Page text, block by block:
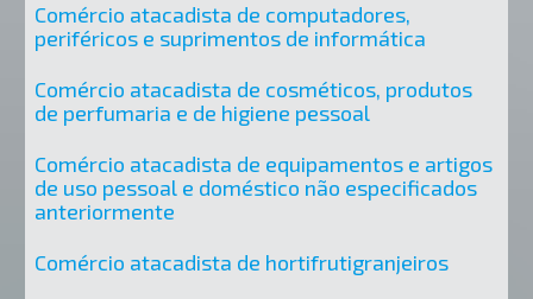
Comércio atacadista de computadores,
periféricos e suprimentos de informática
Comércio atacadista de cosméticos, produtos
de perfumaria e de higiene pessoal
Comércio atacadista de equipamentos e artigos
de uso pessoal e doméstico não especificados
anteriormente
Comércio atacadista de hortifrutigranjeiros